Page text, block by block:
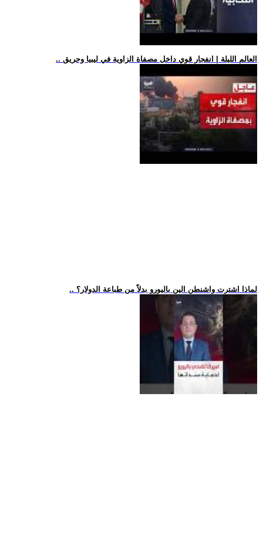
.. العالم الليلة | انفجار قوي داخل مصفاة الزاوية في ليبيا وحريق
.. لماذا اشترت واشنطن الين باليورو بدلاً من طباعة الدولار؟